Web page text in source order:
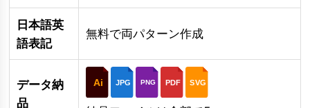
日本語英
語表記
無料で両パターン作成
データ納
品
Ai JPG PNG PDF SVG